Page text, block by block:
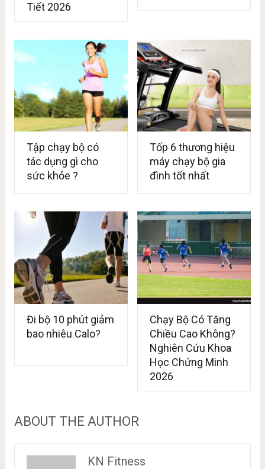
Tiết 2026
Tập chạy bộ có
tác dụng gì cho
sức khỏe ?
Tốp 6 thương hiệu
máy chạy bộ gia
đình tốt nhất
Đi bộ 10 phút giảm
bao nhiêu Calo?
Chạy Bộ Có Tăng
Chiều Cao Không?
Nghiên Cứu Khoa
Học Chứng Minh
2026
ABOUT THE AUTHOR
KN Fitness